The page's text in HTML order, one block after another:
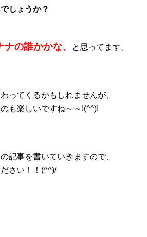
しょうか？
の誰かかな、 と思ってます。
ってくるかもしれませんが、
も楽しいですね～～!(^^)!
記事を書いていきますので、
さい！！(^^)/